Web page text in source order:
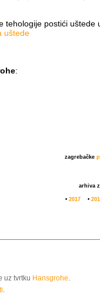
tehologije postići uštede
uštede
:
zagrebačke
arhiva
• 2017 •
uz tvrtku Hansgrohe.
.